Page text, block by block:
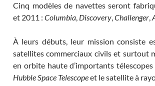
Cinq modèles de navettes seront
et 2011 : Columbia, Discovery,Challenger,
À leurs débuts, leur mission consiste
satellites commerciaux civils et surtout
en orbite haute d’importants
Hubble Space Telescopeet le satellite à